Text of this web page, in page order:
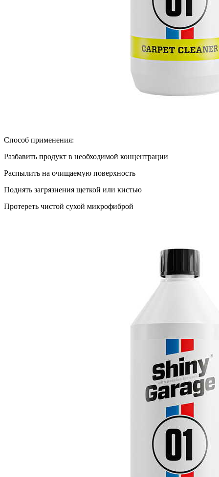
Способ применения:
Разбавить продукт в необходимой концентрации
Распылить на очищаемую поверхность
Поднять загрязнения щеткой или кистью
Протереть чистой сухой микрофиброй